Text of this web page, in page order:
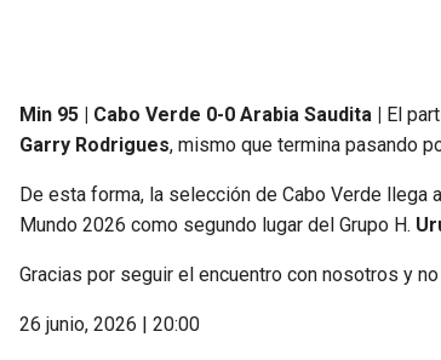
Min 95 | Cabo Verde 0-0 Arabia Saudita | El
Garry Rodrigues, mismo que termina pasando
De esta forma, la selección de Cabo Verde
Mundo 2026 como segundo lugar del Grupo H.
Gracias por seguir el encuentro con nosotros y
26 junio, 2026 | 20:00